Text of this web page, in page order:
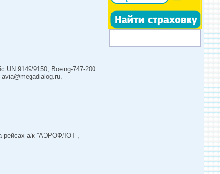
UN 9149/9150, Boeing-747-200.
рейсах а/к ”АЭРОФЛОТ”,